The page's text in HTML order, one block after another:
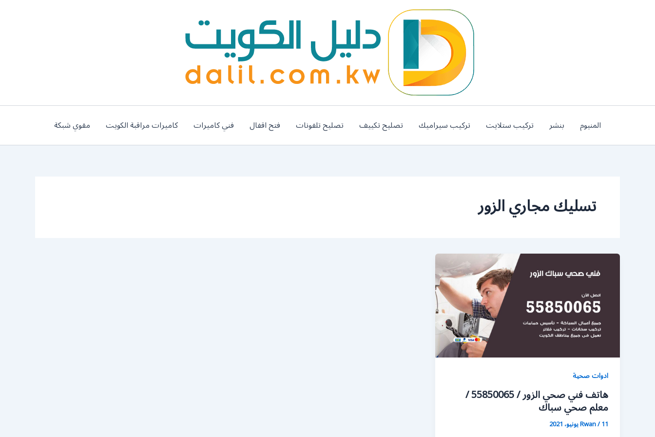
المنيوم بنشر تركيب ستلايت تركيب سيراميك تصليح تكييف تصليح تلفونات فتح اقفال فني كاميرات كاميرات مراقبة الكويت مقوي شبكة
تسليك مجاري الزور
ادوات صحية
هاتف فني صحي الزور / 55850065 /
معلم صحي سباك
Rwan/11 يونيو، 2021